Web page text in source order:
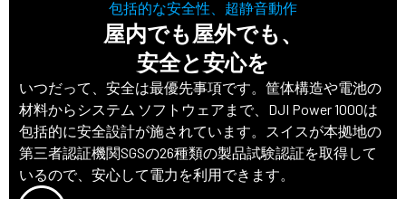
包括的な安全性、超静音動作
屋内でも屋外でも、
安全と安心を
いつだって、安全は最優先事項です。筐体構造や電池の
材料からシステム ソフトウェアまで、DJI Power 1000は
包括的に安全設計が施されています。スイスが本拠地の
第三者認証機関SGSの26種類の製品試験認証を取得して
いるので、安心して電力を利用できます。